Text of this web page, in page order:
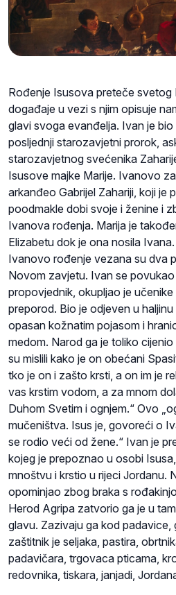
Rođenje Isusova preteče svetog
događaje u vezi s njim opisuje
glavi svoga evanđelja. Ivan je
posljednji starozavjetni prorok,
starozavjetnog svećenika
Isusove majke Marije. Ivanovo
arkanđeo Gabrijel Zahariji, koji je
poodmakle dobi svoje i ženine i
Ivanova rođenja. Marija je
Elizabetu dok je ona nosila
Ivanovo rođenje vezana su dva
Novom zavjetu. Ivan se
propovjednik, okupljao je
preporod. Bio je odjeven u
opasan kožnatim pojasom i
medom. Narod ga je toliko
su mislili kako je on obećani
tko je on i zašto krsti, a on im je
vas krstim vodom, a za mnom
Duhom Svetim i ognjem.“ Ovo
mučeništva. Isus je, govoreći o
se rodio veći od žene.“ Ivan je
kojeg je prepoznao u osobi
mnoštvu i krstio u rijeci Jordanu.
opominjao zbog braka s
Herod Agripa zatvorio ga je u
glavu. Zazivaju ga kod padavice,
zaštitnik je seljaka, pastira,
padavičara, trgovaca pticama,
redovnika, tiskara, janjadi,